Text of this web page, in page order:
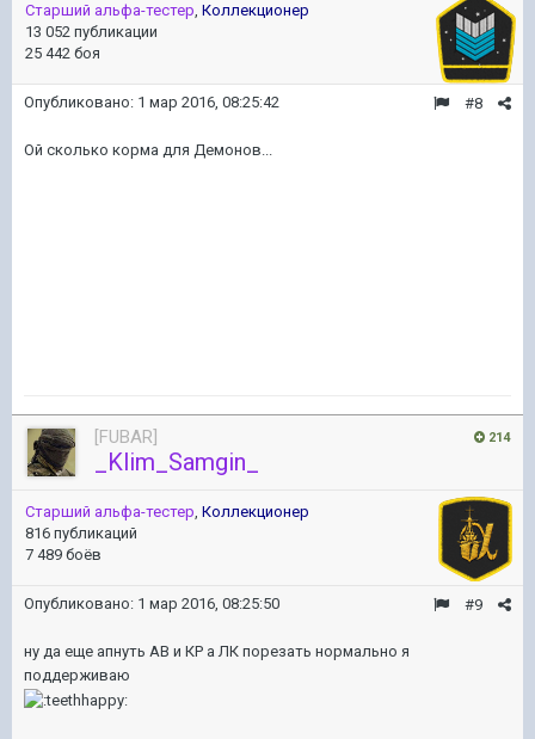
Старший альфа-тестер, Коллекционер
13 052 публикации
25 442 боя
#8
Опубликовано: 1 мар 2016, 08:25:42
Ой сколько корма для Демонов...
214
[FUBAR]
_Klim_Samgin_
Старший альфа-тестер, Коллекционер
816 публикаций
7 489 боёв
#9
Опубликовано: 1 мар 2016, 08:25:50
ну да еще апнуть АВ и КР а ЛК порезать нормально я
поддерживаю